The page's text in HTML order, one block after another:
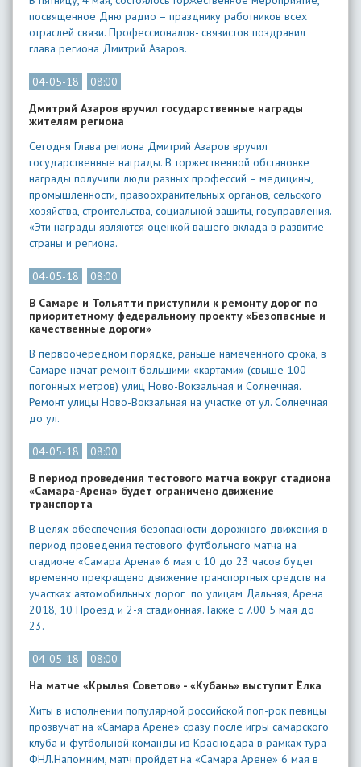
посвященное Дню радио – празднику работников всех
отраслей связи. Профессионалов- связистов поздравил
глава региона Дмитрий Азаров.
04-05-18
08:00
Дмитрий Азаров вручил государственные награды
жителям региона
Сегодня Глава региона Дмитрий Азаров вручил
государственные награды. В торжественной обстановке
награды получили люди разных профессий – медицины,
промышленности, правоохранительных органов, сельского
хозяйства, строительства, социальной защиты, госуправления.
«Эти награды являются оценкой вашего вклада в развитие
страны и региона.
04-05-18
08:00
В Самаре и Тольятти приступили к ремонту дорог по
приоритетному федеральному проекту «Безопасные и
качественные дороги»
В первоочередном порядке, раньше намеченного срока, в
Самаре начат ремонт большими «картами» (свыше 100
погонных метров) улиц Ново-Вокзальная и Солнечная.
Ремонт улицы Ново-Вокзальная на участке от ул. Солнечная
до ул.
04-05-18
08:00
В период проведения тестового матча вокруг стадиона
«Самара-Арена» будет ограничено движение
транспорта
В целях обеспечения безопасности дорожного движения в
период проведения тестового футбольного матча на
стадионе «Самара Арена» 6 мая с 10 до 23 часов будет
временно прекращено движение транспортных средств на
участках автомобильных дорог по улицам Дальняя, Арена
2018, 10 Проезд и 2-я стадионная.Также с 7.00 5 мая до
23.
04-05-18
08:00
На матче «Крылья Советов» - «Кубань» выступит Ёлка
Хиты в исполнении популярной российской поп-рок певицы
прозвучат на «Самара Арене» сразу после игры самарского
клуба и футбольной команды из Краснодара в рамках тура
ФНЛ.Напомним, матч пройдет на «Самара Арене» 6 мая в